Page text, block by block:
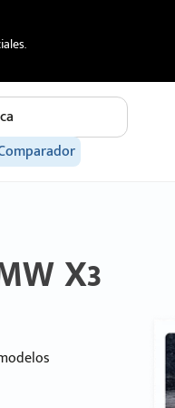
X3